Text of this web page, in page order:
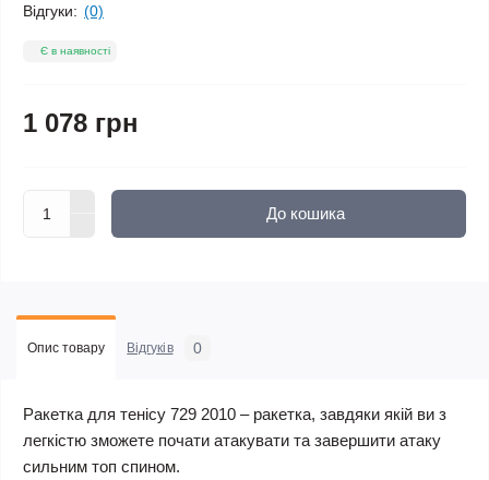
Відгуки: (0)
Є в наявності
1 078 грн
До кошика
Опис товару Відгуків 0
Ракетка для тенісу 729 2010 – ракетка, завдяки якій ви з
легкістю зможете почати атакувати та завершити атаку
сильним топ спином.